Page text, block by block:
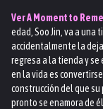
VerA Moment to
edad, Soo Jin, va a una
accidentalmente la deja
regresa a la tienda y se
en la vida es
construcción del que su
pronto se enamora de